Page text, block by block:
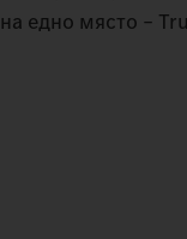
на едно място –